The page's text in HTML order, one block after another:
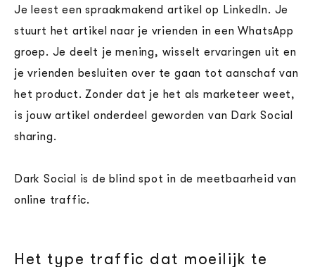
Je leest een spraakmakend artikel op LinkedIn. Je
stuurt het artikel naar je vrienden in een WhatsApp
groep. Je deelt je mening, wisselt ervaringen uit en
je vrienden besluiten over te gaan tot aanschaf van
het product. Zonder dat je het als marketeer weet,
is jouw artikel onderdeel geworden van Dark Social
sharing.
Dark Social is de blind spot in de meetbaarheid van
online traffic.
Het type traffic dat moeilijk te